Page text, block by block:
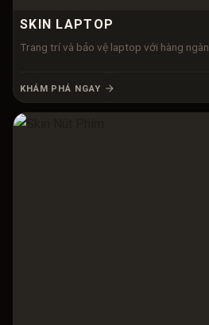
SKIN LAPTOP
Trang trí và bảo vệ laptop với hàng
KHÁM PHÁ NGAY